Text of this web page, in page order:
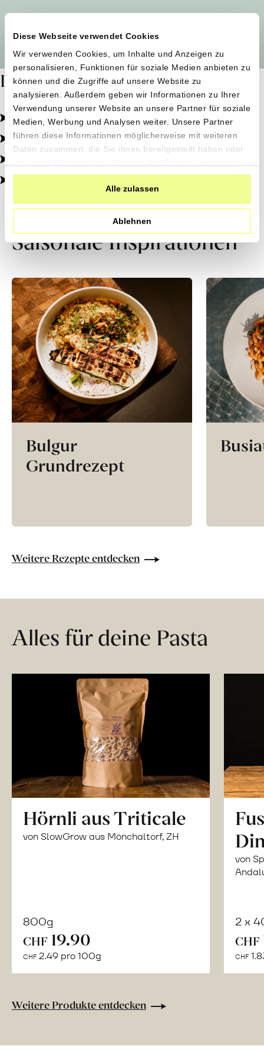
Diese Webseite verwendet Cookies
Wir verwenden Cookies, um Inhalte und Anzeigen zu
personalisieren, Funktionen für soziale Medien anbieten zu
können und die Zugriffe auf unsere Website zu
analysieren. Außerdem geben wir Informationen zu Ihrer
Verwendung unserer Website an unsere Partner für soziale
Medien, Werbung und Analysen weiter. Unsere Partner
führen diese Informationen möglicherweise mit weiteren
Daten zusammen, die Sie ihnen bereitgestellt haben oder
haben.
Alle zulassen
Ablehnen
Dafür stehen wir
Pestizidfrei angebaut, schonend verarbeitet.
Natürliche Zutaten, echter Geschmack.
Von kleinen Höfen, direkt zu dir.
100% transparent, 0% Zusatzstoffe.
Saisonale Inspirationen
Bulgur
Grundrezept
Weitere Rezepte entdecken
Alles für deine Pasta
Hörnli aus Triticale
von SlowGrow aus Mönchaltorf, ZH
800g
CHF 19.90
CHF 2.49 pro 100g
von
2 x
CHF
CHF
Weitere Produkte entdecken